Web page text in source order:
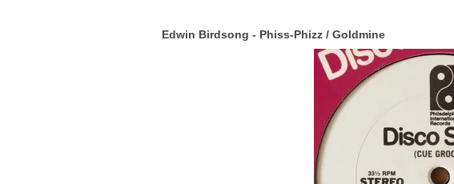
Edwin Birdsong - Phiss-Phizz / Goldmine